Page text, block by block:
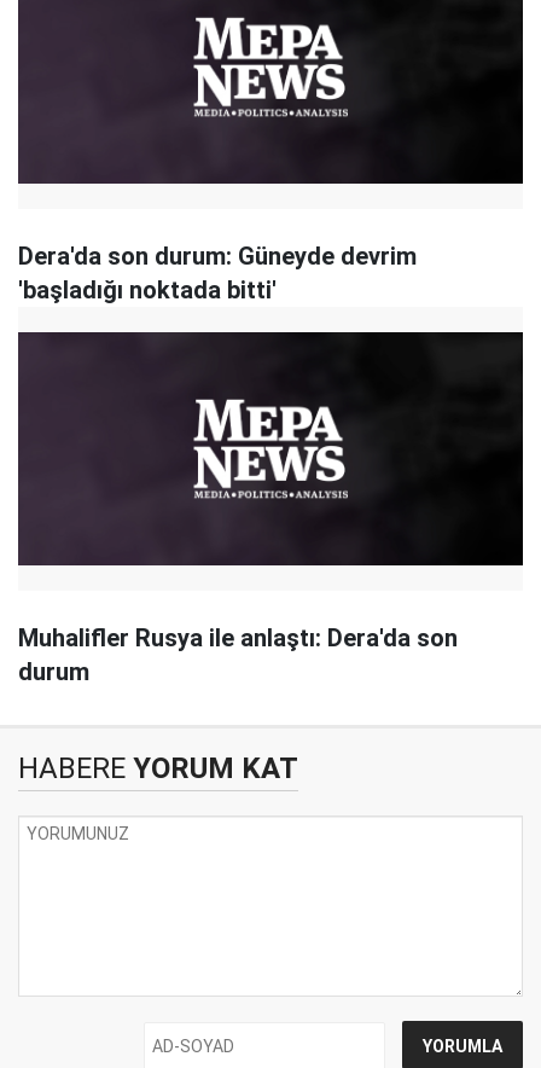
Dera'da son durum: Güneyde devrim
'başladığı noktada bitti'
Muhalifler Rusya ile anlaştı: Dera'da son
durum
HABERE YORUM KAT